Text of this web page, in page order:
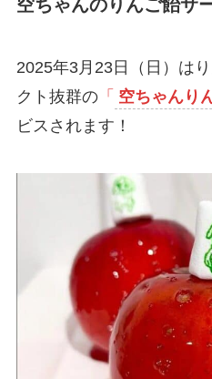
空ちゃんのりんご飴サ
2025年3月23日（日）は
クト抜群の「 空ちゃんり
ビスされます！